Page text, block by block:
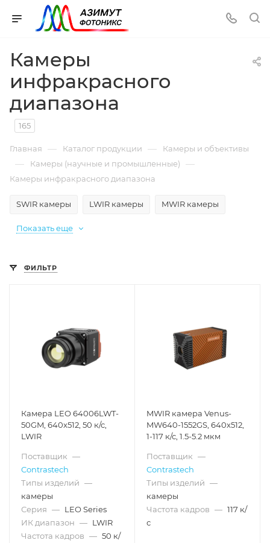
Камеры
инфракрасного
диапазона
165
Главная — Каталог продукции — Камеры и объективы
— Камеры (научные и промышленные) —
Камеры инфракрасного диапазона
SWIR камеры LWIR камеры MWIR камеры
Показать еще
ФИЛЬТР
Камера LEO 64006LWT-
50GM, 640x512, 50 к/с,
LWIR
Поставщик —
Contrastech
Типы изделий —
камеры
Серия — LEO Series
ИК диапазон — LWIR
Частота кадров — 50 к/
MWIR камера Venus-
MW640-1552GS, 640x512,
1-117 к/с, 1.5-5.2 мкм
Поставщик —
Contrastech
Типы изделий —
камеры
Частота кадров — 117 к/
с